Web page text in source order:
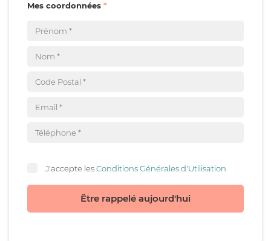
Mes coordonnées
J'accepte lesConditions Générales d'Utilisation
Être rappelé aujourd'hui